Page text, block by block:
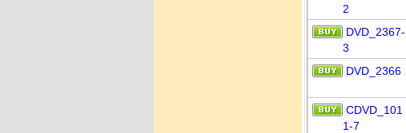
2
DVD_2367-
3
DVD_2366
CDVD_101
1-7